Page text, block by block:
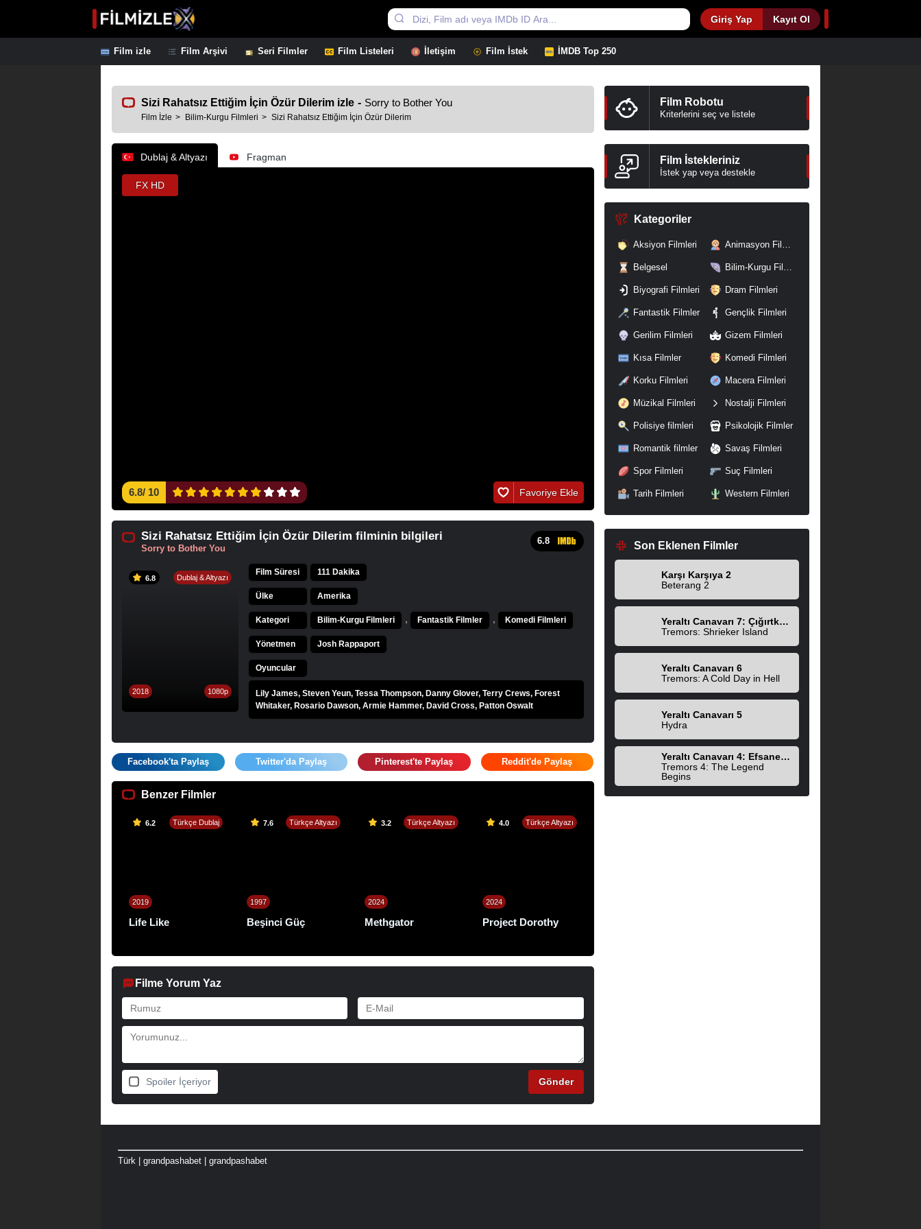
Giriş Yap Kayıt Ol
Film izle Film Arşivi Seri Filmler Film Listeleri İletişim Film İstek İMDB Top 250
Sizi Rahatsız Ettiğim İçin Özür Dilerim izle - Sorry to Bother You
Film İzle Bilim-Kurgu Filmleri Sizi Rahatsız Ettiğim İçin Özür Dilerim
Dublaj & Altyazı Fragman
FX HD
6.8/ 10 Favoriye Ekle
Sizi Rahatsız Ettiğim İçin Özür Dilerim filminin bilgileri
Sorry to Bother You
6.8
6.8 Dublaj & Altyazı
2018 1080p
Film Süresi 111 Dakika
Ülke Amerika
Kategori Bilim-Kurgu Filmleri Fantastik Filmler Komedi Filmleri
Yönetmen Josh Rappaport
Oyuncular
Lily James, Steven Yeun, Tessa Thompson, Danny Glover, Terry Crews, Forest
Whitaker, Rosario Dawson, Armie Hammer, David Cross, Patton Oswalt
Facebook'ta Paylaş Twitter'da Paylaş Pinterest'te Paylaş Reddit'de Paylaş
Benzer Filmler
6.2 Türkçe Dublaj
2019
Life Like
7.6 Türkçe Altyazı
1997
Beşinci Güç
3.2 Türkçe Altyazı
2024
Methgator
4.0 Türkçe Altyazı
2024
Project Dorothy
Filme Yorum Yaz
Spoiler İçeriyor
Film Robotu
Kriterlerini seç ve listele
Film İstekleriniz
İstek yap veya destekle
Kategoriler
Aksiyon Filmleri Animasyon Filmleri
Belgesel Bilim-Kurgu Filmleri
Biyografi Filmleri Dram Filmleri
Fantastik Filmler Gençlik Filmleri
Gerilim Filmleri Gizem Filmleri
Kısa Filmler Komedi Filmleri
Korku Filmleri Macera Filmleri
Müzikal Filmleri Nostalji Filmleri
Polisiye filmleri Psikolojik Filmler
Romantik filmler Savaş Filmleri
Spor Filmleri Suç Filmleri
Tarih Filmleri Western Filmleri
Son Eklenen Filmler
Karşı Karşıya 2
Beterang 2
Yeraltı Canavarı 7: Çığırtkanlar Adası
Tremors: Shrieker Island
Yeraltı Canavarı 6
Tremors: A Cold Day in Hell
Yeraltı Canavarı 5
Hydra
Yeraltı Canavarı 4: Efsane Başlıyor
Tremors 4: The Legend
Begins
Türk grandpashabet grandpashabet